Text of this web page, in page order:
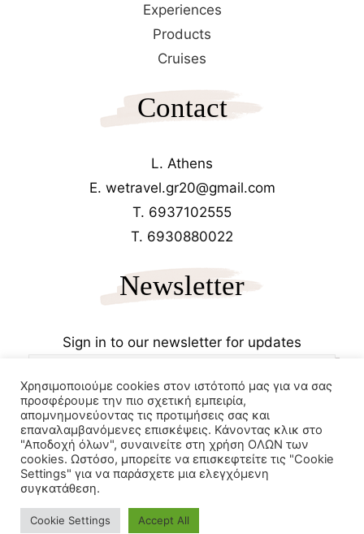
Experiences
Products
Cruises
Contact
L. Athens
E. wetravel.gr20@gmail.com
T. 6937102555
T. 6930880022
Newsletter
Sign in to our newsletter for updates
Copyrights 2025Wetravel.gr
Χρησιμοποιούμε cookies στον ιστότοπό μας για να σας
προσφέρουμε την πιο σχετική εμπειρία,
απομνημονεύοντας τις προτιμήσεις σας και
επαναλαμβανόμενες επισκέψεις. Κάνοντας κλικ στο
"Αποδοχή όλων", συναινείτε στη χρήση ΟΛΩΝ των
cookies. Ωστόσο, μπορείτε να επισκεφτείτε τις "Cookie
Settings" για να παράσχετε μια ελεγχόμενη
συγκατάθεση.
Cookie Settings Accept All